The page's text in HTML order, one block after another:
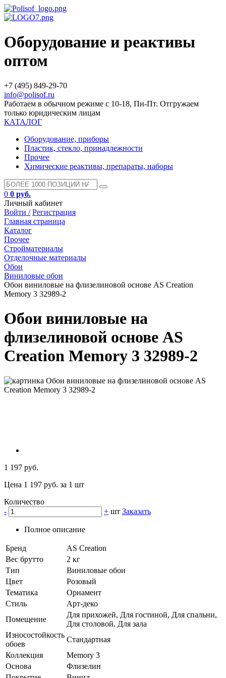
Оборудование и реактивы
оптом
+7 (495) 849-29-70
info@polisof.ru
Работаем в обычном режиме с 10-18, Пн-Пт. Отгружаем
только юридическим лицам
КАТАЛОГ
Оборудование, приборы
Пластик, стекло, принадлежности
Прочее
Химические реактивы, препараты, наборы
0 0 руб.
Личный кабинет
Войти / Регистрация
Главная страница
Каталог
Прочее
Стройматериалы
Отделочные материалы
Обои
Виниловые обои
Обои виниловые на флизелиновой основе AS Creation
Memory 3 32989-2
Обои виниловые на
флизелиновой основе AS
Creation Memory 3 32989-2
1 197 руб.
Цена 1 197 руб. за 1 шт
Количество
-
+ шт Заказать
Полное описание
Бренд
AS Creation
Вес брутто
2 кг
Тип
Виниловые обои
Цвет
Розовый
Тематика
Орнамент
Стиль
Арт-деко
Помещение
Для прихожей, Для гостиной, Для спальни,
Для столовой, Для зала
Износостойкость
обоев
Стандартная
Коллекция
Memory 3
Основа
Флизелин